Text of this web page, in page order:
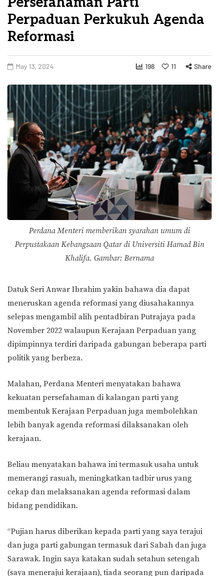
Perpaduan Perkukuh Agenda
Reformasi
May 13, 2024 198 11 Share
Perdana Menteri memberikan syarahan umum di
Perpustakaan Kebangsaan Qatar di Universiti Hamad Bin
Khalifa. Gambar: Bernama
Datuk Seri Anwar Ibrahim yakin bahawa dia dapat
meneruskan agenda reformasi yang diusahakannya
selepas mengambil alih pentadbiran Putrajaya pada
November 2022 walaupun Kerajaan Perpaduan yang
dipimpinnya terdiri daripada gabungan beberapa parti
politik yang berbeza.
Malahan, Perdana Menteri menyatakan bahawa
kekuatan persefahaman di kalangan parti yang
membentuk Kerajaan Perpaduan juga membolehkan
lebih banyak agenda reformasi dilaksanakan oleh
kerajaan.
Beliau menyatakan bahawa ini termasuk usaha untuk
memerangi rasuah, meningkatkan tadbir urus yang
cekap dan melaksanakan agenda reformasi dalam
bidang pendidikan.
“Pujian harus diberikan kepada parti yang saya terajui
dan juga parti gabungan termasuk dari Sabah dan juga
Sarawak. Ingin saya katakan sudah setahun setengah
(saya menerajui kerajaan), tiada seorang pun daripada